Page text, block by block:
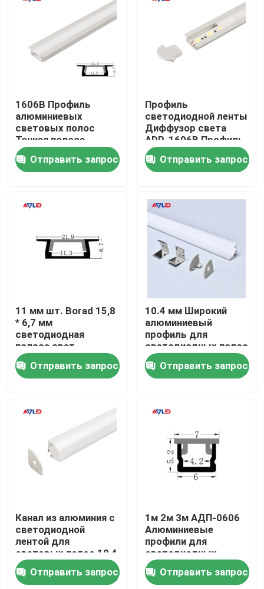
Дома
Контакты
Продукция
высокий cri привел прокладку
УДАР привел прокладку
Одиночная прокладка СИД цвета
Настраиваемая белая прокладка СИД
1606B Профиль
алюминиевых
световых полос
Тонкая полоса
Светлая точка
Профиль лестницы
Декоративная
Отправить запрос
Профиль
светодиодной ленты
Диффузор света
ADP-1606B Профиль
из алюминия для
светодиодной ленты
Отправить запрос
11 мм шт. Borad 15,8
* 6,7 мм
светодиодная
полоса свет
Алюминиевый
профиль Легкая
установка
Отправить запрос
10.4 мм Широкий
алюминиевый
профиль для
светодиодных полос
Отправить запрос
Канал из алюминия с
светодиодной
лентой для
световых полос 10,4
мм
Отправить запрос
1м 2м 3м АДП-0606
Алюминиевые
профили для
светодиодных
световых лент
Отправить запрос